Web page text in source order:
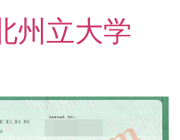
州立大学